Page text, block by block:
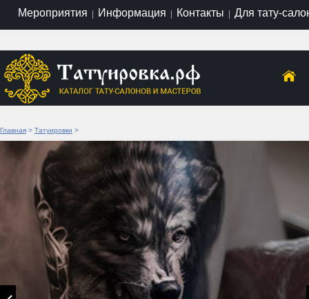
Мероприятия | Информация | Контакты | Для тату-
Главная > Татуировки >